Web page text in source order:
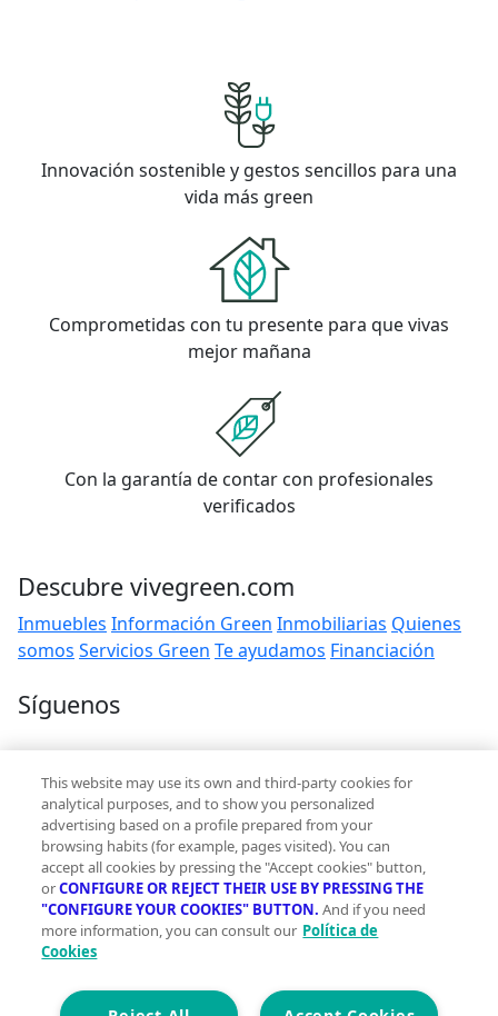
Innovación sostenible y gestos sencillos para una
vida más green
Comprometidas con tu presente para que vivas
mejor mañana
Con la garantía de contar con profesionales
verificados
Descubre vivegreen.com
Inmuebles Información Green Inmobiliarias Quienes
somos Servicios Green Te ayudamos Financiación
Síguenos
Contacto
hola@vivegreen.com
Aviso Legal
Condiciones de uso
Politica de privacidad
This website may use its own and third-party cookies for
analytical purposes, and to show you personalized
advertising based on a profile prepared from your
browsing habits (for example, pages visited). You can
accept all cookies by pressing the "Accept cookies" button,
orCONFIGURE OR REJECT THEIR USE BY PRESSING THE
"CONFIGURE YOUR COOKIES" BUTTON. And if you need
more information, you can consult our Política de
Cookies